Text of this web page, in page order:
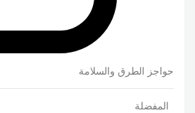
حواجز الطرق والسلامة
المفضلة